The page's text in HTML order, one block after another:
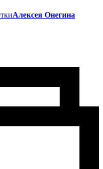
Алексея Онегина